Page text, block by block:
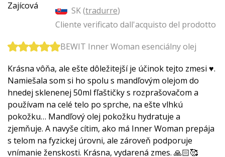
SK (tradurre)
Cliente verificato dall'acquisto del prodotto
BEWIT Inner Woman esenciálny olej
Krásna vôňa, ale ešte dôležitejší je účinok tejto zmesi ♥️.
Namiešala som si ho spolu s mandľovým olejom do
hnedej sklenenej 50ml fľaštičky s rozprašovačom a
používam na celé telo po sprche, na ešte vlhkú
pokožku… Mandľový olej pokožku hydratuje a
zjemňuje. A navyše cítim, ako má Inner Woman prepája
s telom na fyzickej úrovni, ale zároveň podporuje
vnímanie ženskosti. Krásna, vydarená zmes. 🙏🏻🥰